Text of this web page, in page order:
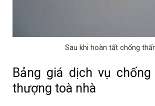
Sau khi hoàn tất chống
Bảng giá dịch vụ
thượng toà nhà